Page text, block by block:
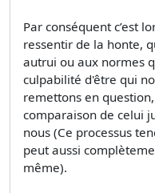
Par conséquent c’est
ressentir de la honte,
autrui ou aux normes
culpabilité d'être qui
remettons en
comparaison de celui
nous (Ce processus
peut aussi
même).